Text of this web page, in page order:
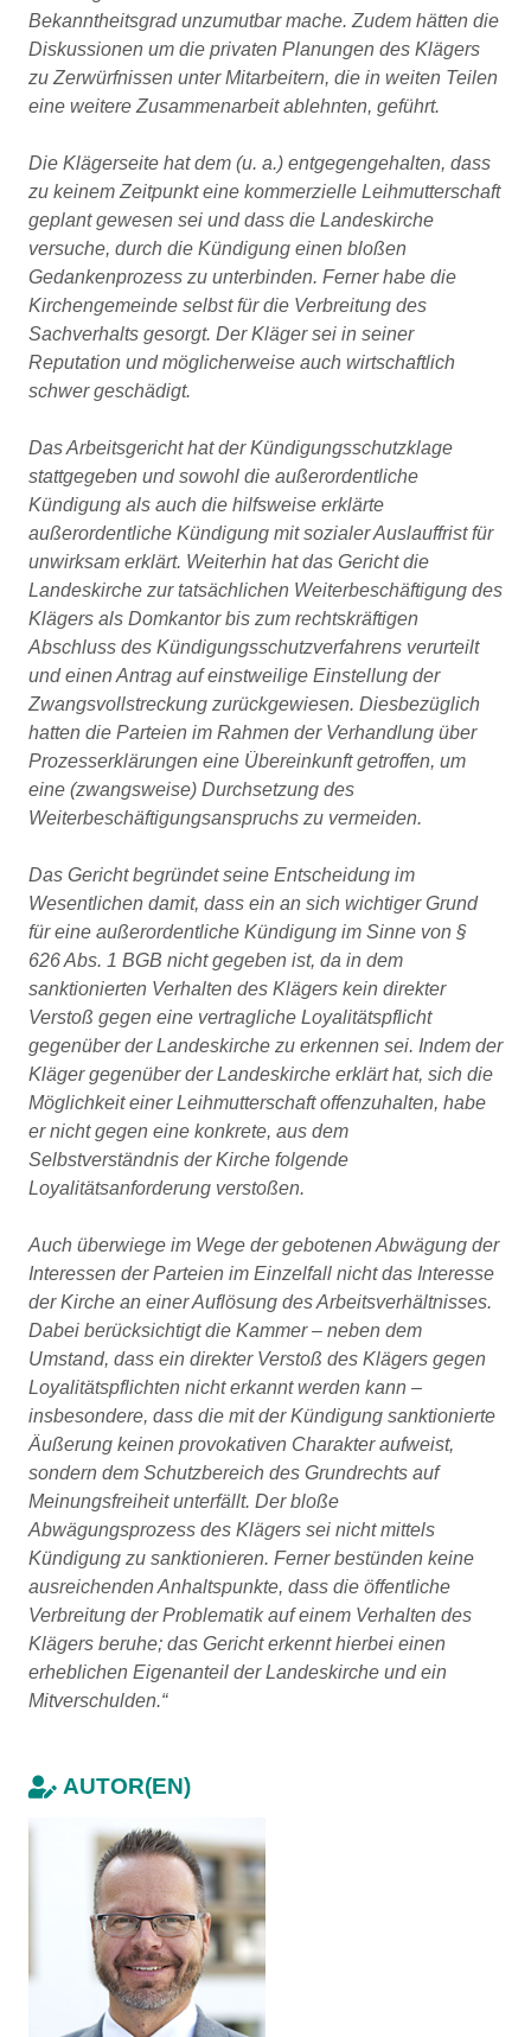
Bekanntheitsgrad unzumutbar mache. Zudem hätten die
Diskussionen um die privaten Planungen des Klägers
zu Zerwürfnissen unter Mitarbeitern, die in weiten Teilen
eine weitere Zusammenarbeit ablehnten, geführt.
Die Klägerseite hat dem (u. a.) entgegengehalten, dass
zu keinem Zeitpunkt eine kommerzielle Leihmutterschaft
geplant gewesen sei und dass die Landeskirche
versuche, durch die Kündigung einen bloßen
Gedankenprozess zu unterbinden. Ferner habe die
Kirchengemeinde selbst für die Verbreitung des
Sachverhalts gesorgt. Der Kläger sei in seiner
Reputation und möglicherweise auch wirtschaftlich
schwer geschädigt.
Das Arbeitsgericht hat der Kündigungsschutzklage
stattgegeben und sowohl die außerordentliche
Kündigung als auch die hilfsweise erklärte
außerordentliche Kündigung mit sozialer Auslauffrist für
unwirksam erklärt. Weiterhin hat das Gericht die
Landeskirche zur tatsächlichen Weiterbeschäftigung des
Klägers als Domkantor bis zum rechtskräftigen
Abschluss des Kündigungsschutzverfahrens verurteilt
und einen Antrag auf einstweilige Einstellung der
Zwangsvollstreckung zurückgewiesen. Diesbezüglich
hatten die Parteien im Rahmen der Verhandlung über
Prozesserklärungen eine Übereinkunft getroffen, um
eine (zwangsweise) Durchsetzung des
Weiterbeschäftigungsanspruchs zu vermeiden.
Das Gericht begründet seine Entscheidung im
Wesentlichen damit, dass ein an sich wichtiger Grund
für eine außerordentliche Kündigung im Sinne von §
626 Abs. 1 BGB nicht gegeben ist, da in dem
sanktionierten Verhalten des Klägers kein direkter
Verstoß gegen eine vertragliche Loyalitätspflicht
gegenüber der Landeskirche zu erkennen sei. Indem der
Kläger gegenüber der Landeskirche erklärt hat, sich die
Möglichkeit einer Leihmutterschaft offenzuhalten, habe
er nicht gegen eine konkrete, aus dem
Selbstverständnis der Kirche folgende
Loyalitätsanforderung verstoßen.
Auch überwiege im Wege der gebotenen Abwägung der
Interessen der Parteien im Einzelfall nicht das Interesse
der Kirche an einer Auflösung des Arbeitsverhältnisses.
Dabei berücksichtigt die Kammer – neben dem
Umstand, dass ein direkter Verstoß des Klägers gegen
Loyalitätspflichten nicht erkannt werden kann –
insbesondere, dass die mit der Kündigung sanktionierte
Äußerung keinen provokativen Charakter aufweist,
sondern dem Schutzbereich des Grundrechts auf
Meinungsfreiheit unterfällt. Der bloße
Abwägungsprozess des Klägers sei nicht mittels
Kündigung zu sanktionieren. Ferner bestünden keine
ausreichenden Anhaltspunkte, dass die öffentliche
Verbreitung der Problematik auf einem Verhalten des
Klägers beruhe; das Gericht erkennt hierbei einen
erheblichen Eigenanteil der Landeskirche und ein
Mitverschulden.“
AUTOR(EN)